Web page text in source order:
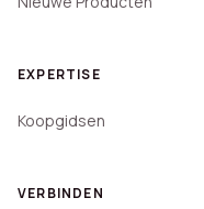
EXPERTISE
Koopgidsen
VERBINDEN